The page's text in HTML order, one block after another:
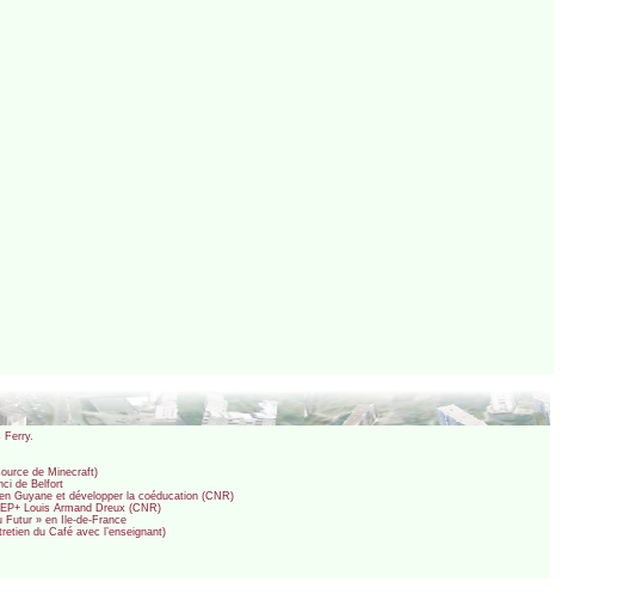
Ferry.
de Minecraft)
de Belfort
Guyane et développer la coéducation (CNR)
Louis Armand Dreux (CNR)
Futur » en Ile-de-France
du Café avec l’enseignant)